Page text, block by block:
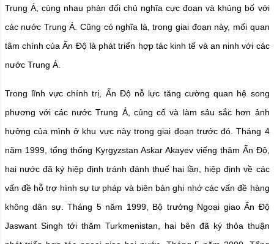
Trung Á, cùng nhau phản đối chủ nghĩa cực đoan và khủng bố với
các nước Trung Á. Cũng có nghĩa là, trong giai đoạn này, mối quan
tâm chính của Ấn Độ là phát triển hợp tác kinh tế và an ninh với các
nước Trung Á.
Trong lĩnh vực chính trị, Ấn Độ nỗ lực tăng cường quan hệ song
phương với các nước Trung Á, củng cố và làm sâu sắc hơn ảnh
hưởng của mình ở khu vực này trong giai đoạn trước đó. Tháng 4
năm 1999, tổng thống Kyrgyzstan Askar Akayev viếng thăm Ấn Độ,
hai nước đã ký hiệp định tránh đánh thuế hai lần, hiệp định về các
vấn đề hỗ trợ hình sự tư pháp và biên bản ghi nhớ các vấn đề hàng
không dân sự. Tháng 5 năm 1999, Bộ trưởng Ngoại giao Ấn Độ
Jaswant Singh tới thăm Turkmenistan, hai bên đã ký thỏa thuận